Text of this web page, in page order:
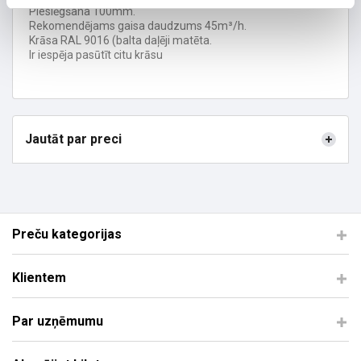
Pieslēgšana 100mm.
Rekomendējams gaisa daudzums 45m³/h.
Krāsa RAL 9016 (balta daļēji matēta.
Ir iespēja pasūtīt citu krāsu
Jautāt par preci
Preču kategorijas
Klientem
Par uzņēmumu